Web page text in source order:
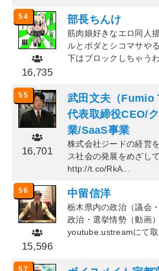
54
16,735
部長ちんけ
筋肉娘好きなエロ同人
ルとボダとシコマサや
下はブロックしちゃう
55
16,701
武田文夫（Fumio
代表取締役CEO/
業/SaaS事業
株式会社ジードの経営
ス社会の発展をめざし
http://t.co/RkA...
56
15,596
中留信洋
栃木県内の政治（議会
政治・選挙情勢（動画
youtube.ustreamにて取
57